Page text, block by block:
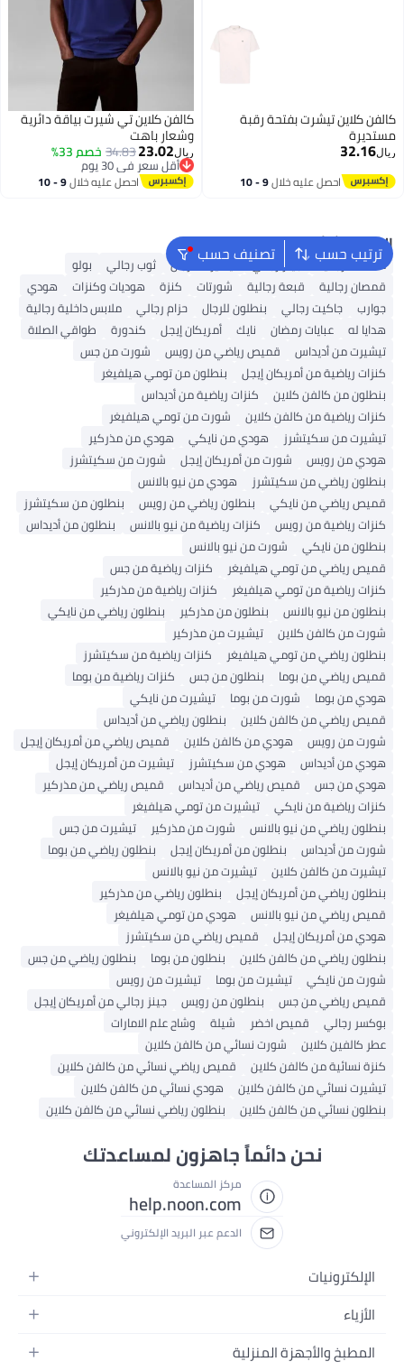
كالفن كلاين تيشرت بفتحة رقبة
مستديرة
ريال32.16
احصل عليه خلال 9 - 10
كالفن كلاين تي شيرت بياقة دائرية
وشعار باهت
ريال23.02
34.83خصم 33%
أقل سعر في 30 يوم
أقل سعر في 30 يوماحصل عليه خلال 9 - 10
ترتيب حسب تصنيف حسب البحث الشائع
محفظة رجالية جينز رجالي تيشيرت للرجال ثوب رجالي
بولو
قمصان رجالية
قبعة رجالية شورتات كنزة هوديات وكنزات
هودي
جوارب
جاكيت رجالي بنطلون للرجال حزام رجالي
ملابس داخلية رجالية
هدايا له
عبايات رمضان نايك أمريكان إيجل كندورة
طواقي الصلاة
تيشيرت من أديداس
قميص رياضي من رويس
شورت من جس
كنزات رياضية من أمريكان إيجل
بنطلون من تومي هيلفيغر
بنطلون من كالفن كلاين
كنزات رياضية من أديداس
كنزات رياضية من كالفن كلاين
شورت من تومي هيلفيغر
تيشيرت من سكيتشرز
هودي من نايكي
هودي من مذركير
هودي من رويس
شورت من أمريكان إيجل
شورت من سكيتشرز
بنطلون رياضي من سكيتشرز
هودي من نيو بالانس
قميص رياضي من نايكي
بنطلون رياضي من رويس
بنطلون من سكيتشرز
كنزات رياضية من رويس
كنزات رياضية من نيو بالانس
بنطلون من أديداس
بنطلون من نايكي
شورت من نيو بالانس
قميص رياضي من تومي هيلفيغر
كنزات رياضية من جس
كنزات رياضية من تومي هيلفيغر
كنزات رياضية من مذركير
بنطلون من نيو بالانس
بنطلون من مذركير
بنطلون رياضي من نايكي
شورت من كالفن كلاين
تيشيرت من مذركير
بنطلون رياضي من تومي هيلفيغر
كنزات رياضية من سكيتشرز
قميص رياضي من بوما
بنطلون من جس
كنزات رياضية من بوما
هودي من بوما
شورت من بوما
تيشيرت من نايكي
قميص رياضي من كالفن كلاين
بنطلون رياضي من أديداس
شورت من رويس
هودي من كالفن كلاين
قميص رياضي من أمريكان إيجل
هودي من أديداس
هودي من سكيتشرز
تيشيرت من أمريكان إيجل
هودي من جس
قميص رياضي من أديداس
قميص رياضي من مذركير
كنزات رياضية من نايكي
تيشيرت من تومي هيلفيغر
بنطلون رياضي من نيو بالانس
شورت من مذركير
تيشيرت من جس
شورت من أديداس
بنطلون من أمريكان إيجل
بنطلون رياضي من بوما
تيشيرت من كالفن كلاين
تيشيرت من نيو بالانس
بنطلون رياضي من أمريكان إيجل
بنطلون رياضي من مذركير
قميص رياضي من نيو بالانس
هودي من تومي هيلفيغر
هودي من أمريكان إيجل
قميص رياضي من سكيتشرز
بنطلون رياضي من كالفن كلاين
بنطلون من بوما
بنطلون رياضي من جس
شورت من نايكي
تيشيرت من بوما
تيشيرت من رويس
قميص رياضي من جس
بنطلون من رويس
جينز رجالي من أمريكان إيجل
بوكسر رجالي
قميص اخضر شيلة
وشاح علم الامارات
عطر كالفين كلاين
شورت نسائي من كالفن كلاين
كنزة نسائية من كالفن كلاين
قميص رياضي نسائي من كالفن كلاين
تيشيرت نسائي من كالفن كلاين
هودي نسائي من كالفن كلاين
بنطلون نسائي من كالفن كلاين
بنطلون رياضي نسائي من كالفن كلاين
نحن دائماً جاهزون لمساعدتك
مركز المساعدة
help.noon.com
الدعم عبر البريد الإلكتروني
الإلكترونيات
الجوالات
اللابتوبات
الأزياء
أزياء نسائية
المطبخ والأجهزة المنزلية